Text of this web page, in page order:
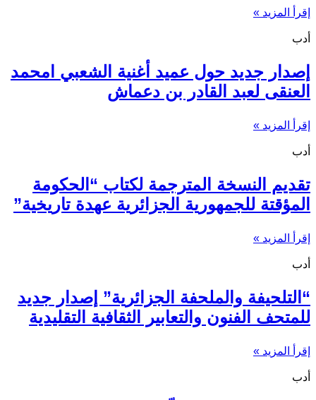
إقرأ المزيد »
أدب
إصدار جديد حول عميد أغنية الشعبي امحمد
العنقى لعبد القادر بن دعماش
إقرأ المزيد »
أدب
تقديم النسخة المترجمة لكتاب “الحكومة
المؤقتة للجمهورية الجزائرية عهدة تاريخية”
إقرأ المزيد »
أدب
“التلحيفة والملحفة الجزائرية” إصدار جديد
للمتحف الفنون والتعابير الثقافية التقليدية
إقرأ المزيد »
أدب